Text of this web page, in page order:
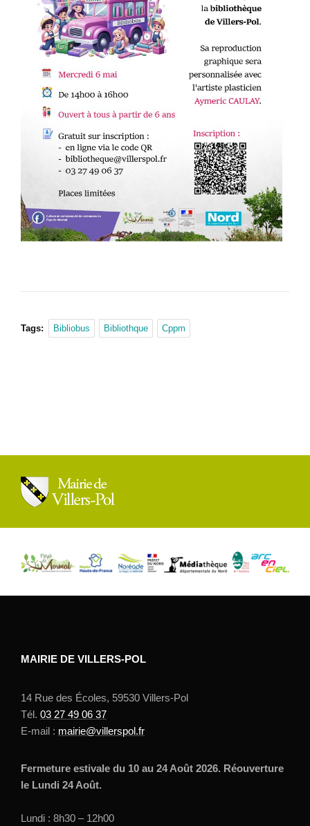
Tags: Bibliobus Bibliothque Cppm
MAIRIE DE VILLERS-POL
14 Rue des Écoles, 59530 Villers-Pol
Tél. 03 27 49 06 37
E-mail : mairie@villerspol.fr
Fermeture estivale du 10 au 24 Août 2026. Réouverture
le Lundi 24 Août.
Lundi : 8h30 – 12h00